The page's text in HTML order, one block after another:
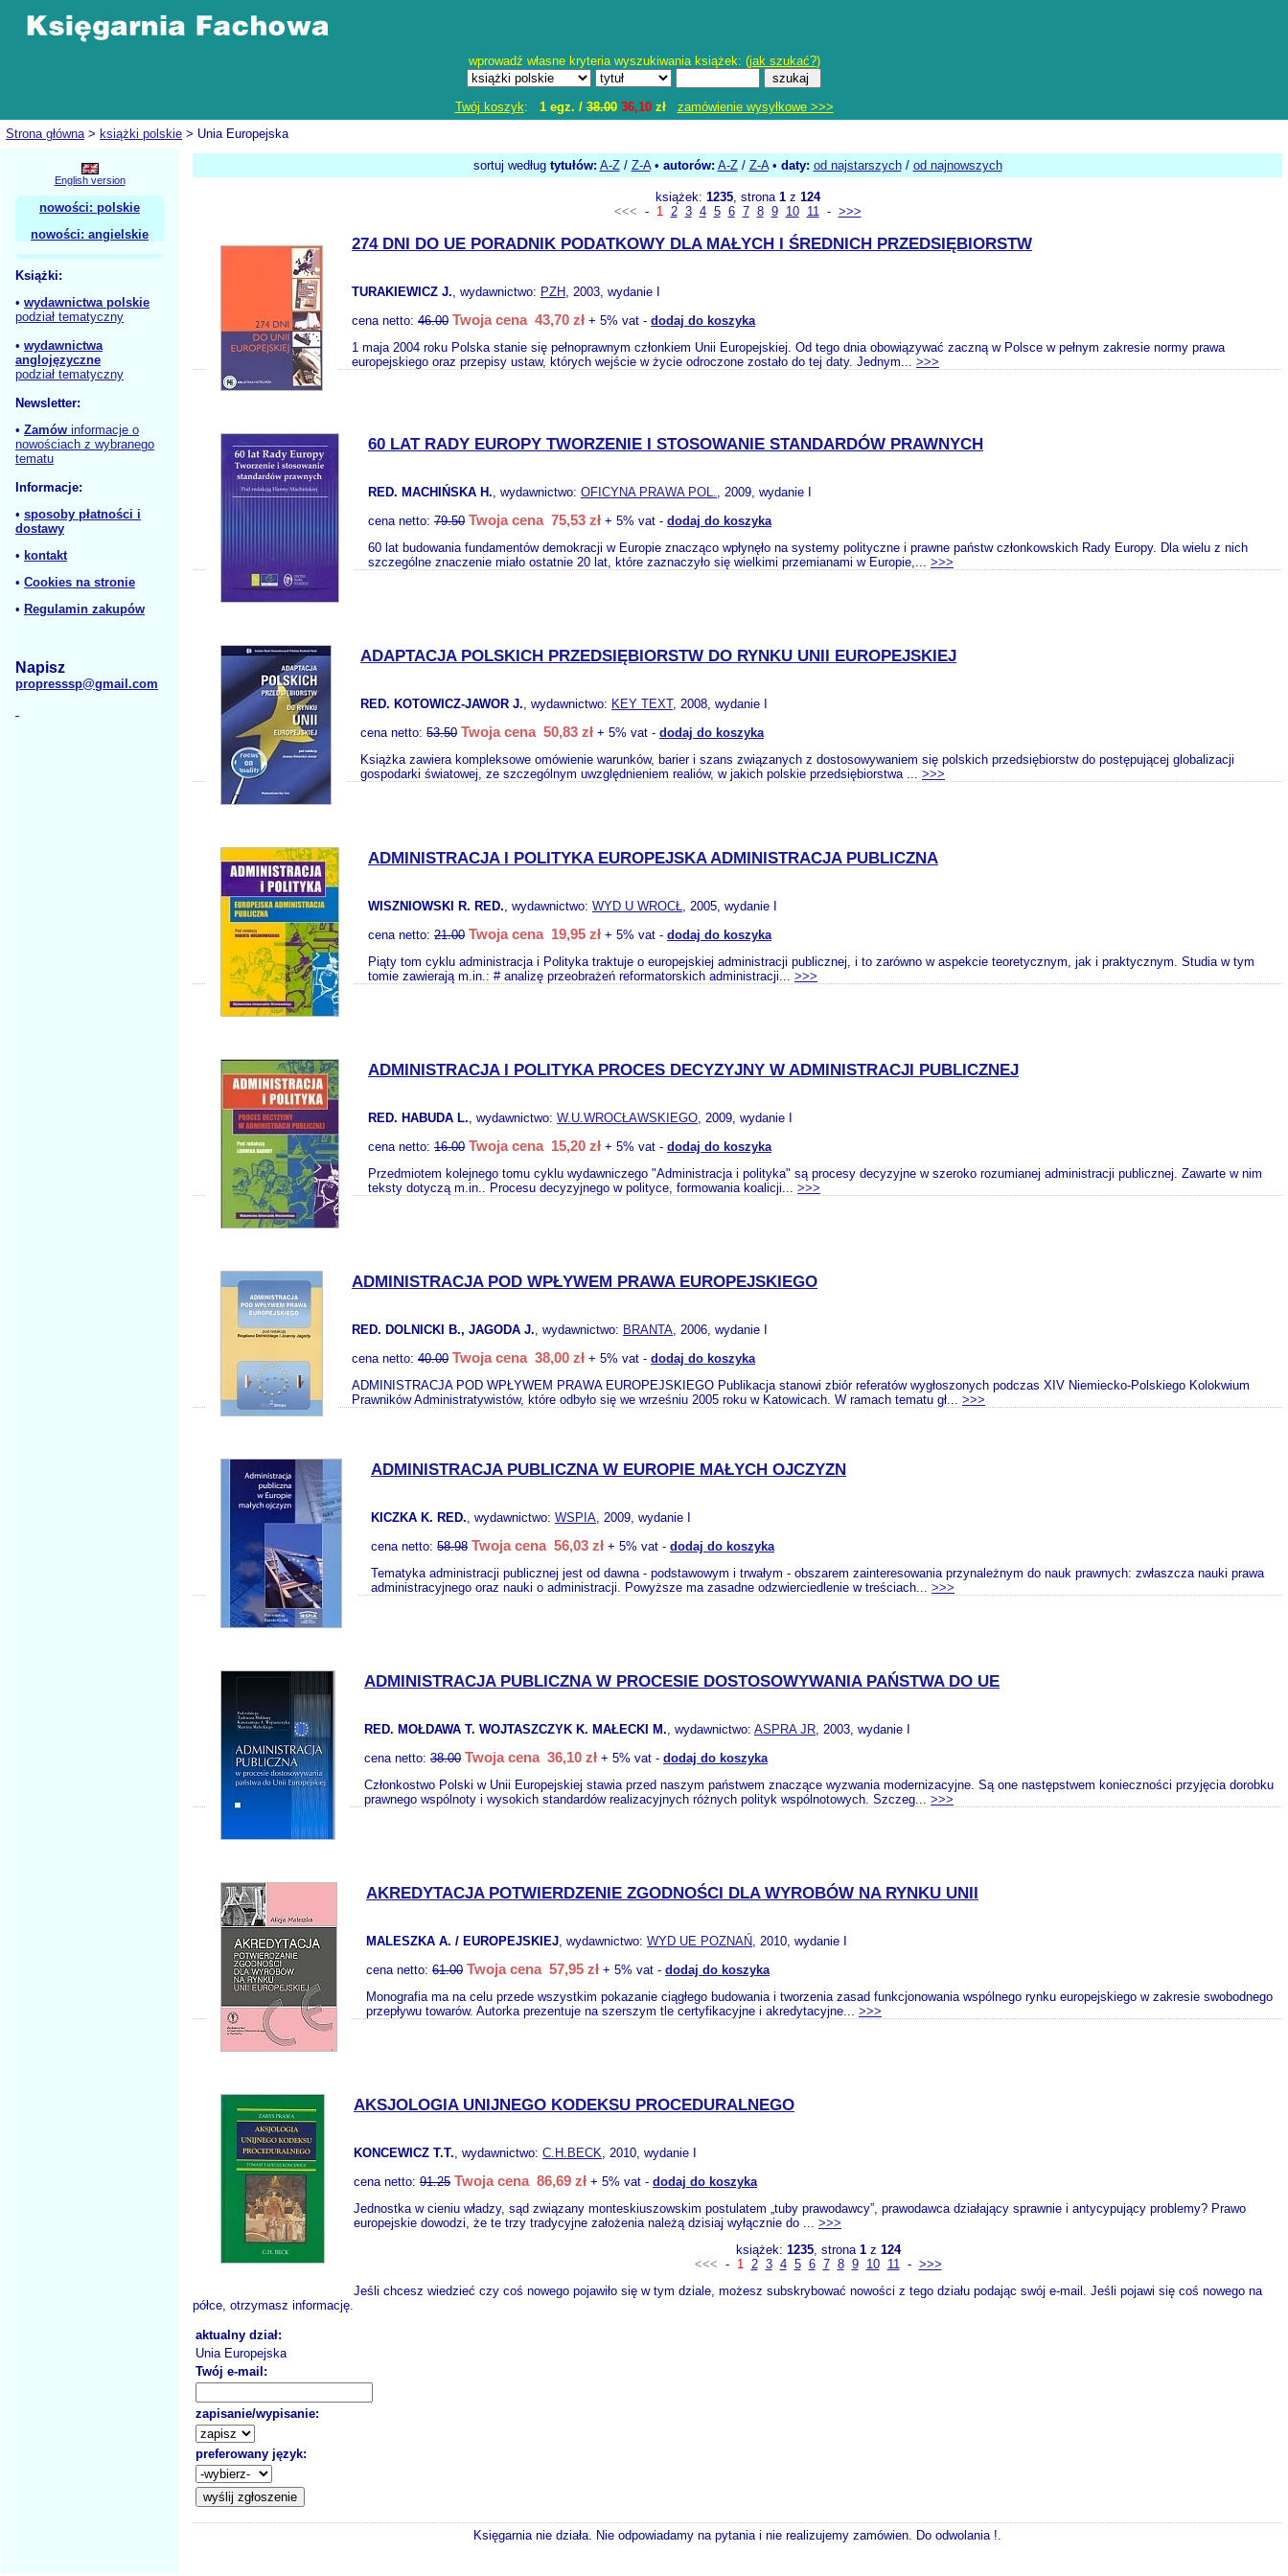
wprowadź własne kryteria wyszukiwania książek: (jak szukać?)
Twój koszyk: 1 egz. /38.00 36,10zł
zamówienie wysyłkowe >>>
Strona główna> książki polskie > Unia Europejska
English version
nowości: polskie
nowości: angielskie
Książki:
• wydawnictwa polskie
podział tematyczny
• wydawnictwa
anglojęzyczne
podział tematyczny
Newsletter:
• Zamów informacje o
nowościach z wybranego
tematu
Informacje:
• sposoby płatności i
dostawy
• kontakt
• Cookies na stronie
• Regulamin zakupów
Napisz
propresssp@gmail.com
sortuj według tytułów: A-Z/ Z-A• autorów: A-Z/ Z-A• daty: od najstarszych/ od najnowszych
książek: 1235, strona 1z 124
<<< - 1 2 3 4 5 6 7 8 9 10 11- >>>
274 DNI DO UE PORADNIK PODATKOWY DLA MAŁYCH I ŚREDNICH PRZEDSIĘBIORSTW
TURAKIEWICZ J., wydawnictwo: PZH, 2003, wydanie I
cena netto: 46.00 Twoja cena 43,70 zł + 5% vat - dodaj do koszyka
1 maja 2004 roku Polska stanie się pełnoprawnym członkiem Unii Europejskiej. Od tego dnia obowiązywać zaczną w Polsce w pełnym zakresie normy prawa
europejskiego oraz przepisy ustaw, których wejście w życie odroczone zostało do tej daty. Jednym... >>>
60 LAT RADY EUROPY TWORZENIE I STOSOWANIE STANDARDÓW PRAWNYCH
RED. MACHIŃSKA H., wydawnictwo: OFICYNA PRAWA POL., 2009, wydanie I
cena netto: 79.50 Twoja cena 75,53 zł + 5% vat - dodaj do koszyka
60 lat budowania fundamentów demokracji w Europie znacząco wpłynęło na systemy polityczne i prawne państw członkowskich Rady Europy. Dla wielu z nich
szczególne znaczenie miało ostatnie 20 lat, które zaznaczyło się wielkimi przemianami w Europie,... >>>
ADAPTACJA POLSKICH PRZEDSIĘBIORSTW DO RYNKU UNII EUROPEJSKIEJ
RED. KOTOWICZ-JAWOR J., wydawnictwo: KEY TEXT, 2008, wydanie I
cena netto: 53.50 Twoja cena 50,83 zł + 5% vat - dodaj do koszyka
Książka zawiera kompleksowe omówienie warunków, barier i szans związanych z dostosowywaniem się polskich przedsiębiorstw do postępującej globalizacji
gospodarki światowej, ze szczególnym uwzględnieniem realiów, w jakich polskie przedsiębiorstwa ... >>>
ADMINISTRACJA I POLITYKA EUROPEJSKA ADMINISTRACJA PUBLICZNA
WISZNIOWSKI R. RED., wydawnictwo: WYD U WROCŁ, 2005, wydanie I
cena netto: 21.00 Twoja cena 19,95 zł + 5% vat - dodaj do koszyka
Piąty tom cyklu administracja i Polityka traktuje o europejskiej administracji publicznej, i to zarówno w aspekcie teoretycznym, jak i praktycznym. Studia w tym
tomie zawierają m.in.: # analizę przeobrażeń reformatorskich administracji... >>>
ADMINISTRACJA I POLITYKA PROCES DECYZYJNY W ADMINISTRACJI PUBLICZNEJ
RED. HABUDA L., wydawnictwo: W.U.WROCŁAWSKIEGO, 2009, wydanie I
cena netto: 16.00 Twoja cena 15,20 zł + 5% vat - dodaj do koszyka
Przedmiotem kolejnego tomu cyklu wydawniczego "Administracja i polityka" są procesy decyzyjne w szeroko rozumianej administracji publicznej. Zawarte w nim
teksty dotyczą m.in.. Procesu decyzyjnego w polityce, formowania koalicji... >>>
ADMINISTRACJA POD WPŁYWEM PRAWA EUROPEJSKIEGO
RED. DOLNICKI B., JAGODA J., wydawnictwo: BRANTA, 2006, wydanie I
cena netto: 40.00 Twoja cena 38,00 zł + 5% vat - dodaj do koszyka
ADMINISTRACJA POD WPŁYWEM PRAWA EUROPEJSKIEGO Publikacja stanowi zbiór referatów wygłoszonych podczas XIV Niemiecko-Polskiego Kolokwium
Prawników Administratywistów, które odbyło się we wrześniu 2005 roku w Katowicach. W ramach tematu gł... >>>
ADMINISTRACJA PUBLICZNA W EUROPIE MAŁYCH OJCZYZN
KICZKA K. RED., wydawnictwo: WSPIA, 2009, wydanie I
cena netto: 58.98 Twoja cena 56,03 zł + 5% vat - dodaj do koszyka
Tematyka administracji publicznej jest od dawna - podstawowym i trwałym - obszarem zainteresowania przynależnym do nauk prawnych: zwłaszcza nauki prawa
administracyjnego oraz nauki o administracji. Powyższe ma zasadne odzwierciedlenie w treściach... >>>
ADMINISTRACJA PUBLICZNA W PROCESIE DOSTOSOWYWANIA PAŃSTWA DO UE
RED. MOŁDAWA T. WOJTASZCZYK K. MAŁECKI M., wydawnictwo: ASPRA JR, 2003, wydanie I
cena netto: 38.00 Twoja cena 36,10 zł + 5% vat - dodaj do koszyka
Członkostwo Polski w Unii Europejskiej stawia przed naszym państwem znaczące wyzwania modernizacyjne. Są one następstwem konieczności przyjęcia dorobku
prawnego wspólnoty i wysokich standardów realizacyjnych różnych polityk wspólnotowych. Szczeg... >>>
AKREDYTACJA POTWIERDZENIE ZGODNOŚCI DLA WYROBÓW NA RYNKU UNII
MALESZKA A. / EUROPEJSKIEJ, wydawnictwo: WYD UE POZNAŃ, 2010, wydanie I
cena netto: 61.00 Twoja cena 57,95 zł + 5% vat - dodaj do koszyka
Monografia ma na celu przede wszystkim pokazanie ciągłego budowania i tworzenia zasad funkcjonowania wspólnego rynku europejskiego w zakresie swobodnego
przepływu towarów. Autorka prezentuje na szerszym tle certyfikacyjne i akredytacyjne... >>>
AKSJOLOGIA UNIJNEGO KODEKSU PROCEDURALNEGO
KONCEWICZ T.T., wydawnictwo: C.H.BECK, 2010, wydanie I
cena netto: 91.25 Twoja cena 86,69 zł + 5% vat - dodaj do koszyka
Jednostka w cieniu władzy, sąd związany monteskiuszowskim postulatem „tuby prawodawcy”, prawodawca działający sprawnie i antycypujący problemy? Prawo
europejskie dowodzi, że te trzy tradycyjne założenia należą dzisiaj wyłącznie do ... >>>
książek: 1235, strona 1z 124
<<< - 1 2 3 4 5 6 7 8 9 10 11- >>>
Jeśli chcesz wiedzieć czy coś nowego pojawiło się w tym dziale, możesz subskrybować nowości z tego działu podając swój e-mail. Jeśli pojawi się coś nowego na
półce, otrzymasz informację.
aktualny dział:
Unia Europejska
Twój e-mail:
zapisanie/wypisanie:
preferowany język:
Księgarnia nie działa. Nie odpowiadamy na pytania i nie realizujemy zamówien. Do odwolania !.